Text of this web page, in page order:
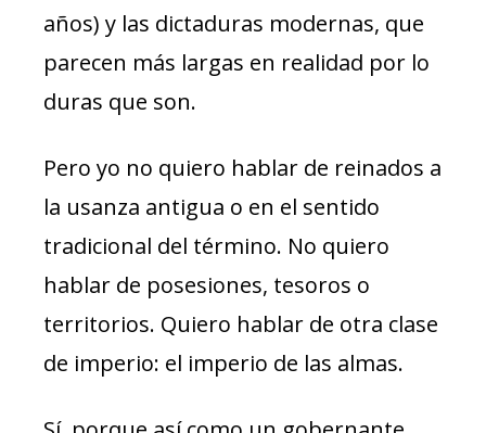
años) y las dictaduras modernas, que
parecen más largas en realidad por lo
duras que son.
Pero yo no quiero hablar de reinados a
la usanza antigua o en el sentido
tradicional del término. No quiero
hablar de posesiones, tesoros o
territorios. Quiero hablar de otra clase
de imperio: el imperio de las almas.